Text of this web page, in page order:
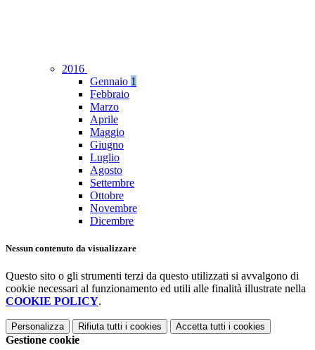
2016
Gennaio 1
Febbraio
Marzo
Aprile
Maggio
Giugno
Luglio
Agosto
Settembre
Ottobre
Novembre
Dicembre
Nessun contenuto da visualizzare
Questo sito o gli strumenti terzi da questo utilizzati si avvalgono di
cookie necessari al funzionamento ed utili alle finalità illustrate nella
COOKIE POLICY.
Personalizza Rifiuta tutti i cookies Accetta tutti i cookies
Gestione cookie